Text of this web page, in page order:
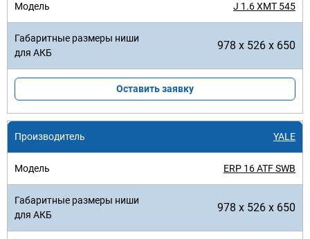
J 1.6 XMT 545
978 x 526 x 650
Оставить заявку
YALE
ERP 16 ATF SWB
978 x 526 x 650